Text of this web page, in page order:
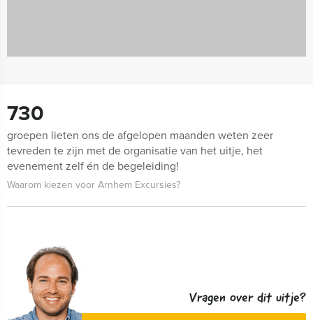
730
groepen lieten ons de afgelopen maanden weten zeer
tevreden te zijn met de organisatie van het uitje, het
evenement zelf én de begeleiding!
Waarom kiezen voor Arnhem Excursies?
Vragen over dit uitje?